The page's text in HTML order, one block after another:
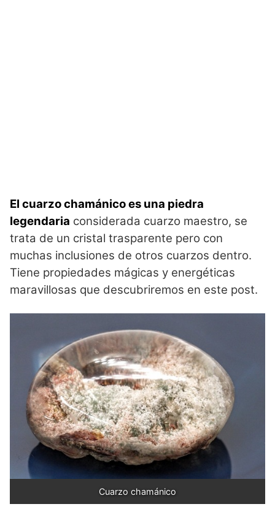
El cuarzo chamánico es una piedra
legendaria considerada cuarzo maestro, se
trata de un cristal trasparente pero con
muchas inclusiones de otros cuarzos dentro.
Tiene propiedades mágicas y energéticas
maravillosas que descubriremos en este post.
Cuarzo chamánico